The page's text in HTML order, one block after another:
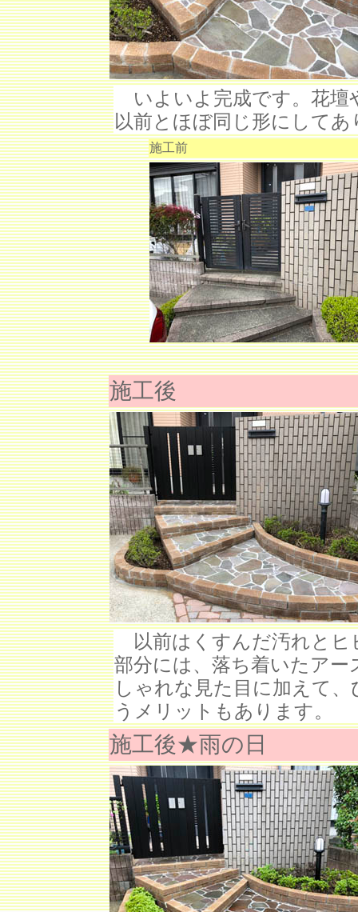
いよいよ完成です。花壇
以前とほぼ同じ形にしてあ
施工前
施工後
以前はくすんだ汚れとヒ
部分には、落ち着いたア
しゃれな見た目に加えて
うメリットもあります。
施工後★雨の日